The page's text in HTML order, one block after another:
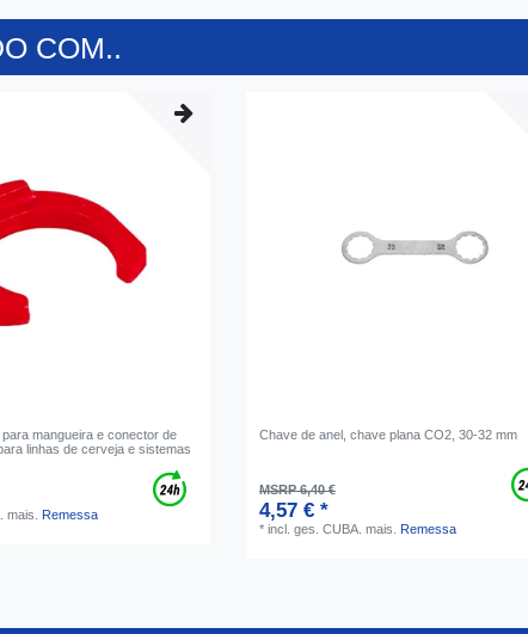
COM..
mangueira e conector de
linhas de cerveja e sistemas
mais. Remessa
Сhave de anel, chave plana CO2, 30-32 mm
MSRP 6,40 €
4,57 € *
*incl. ges. CUBA. mais. Remessa